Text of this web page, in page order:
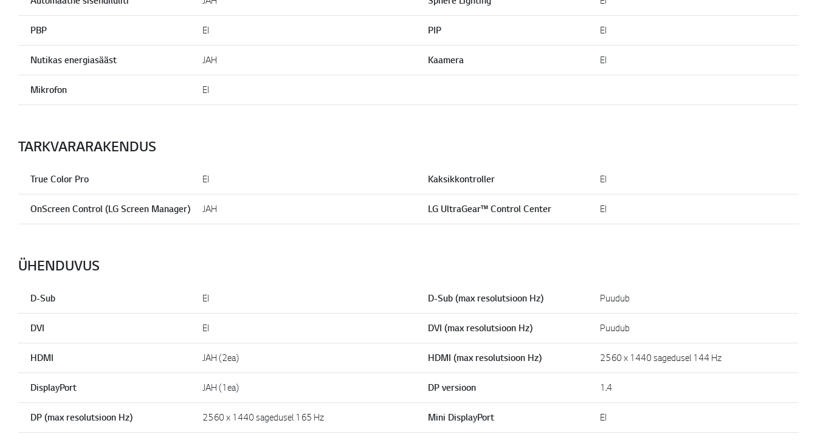
PBP EI PIP EI
Nutikas energiasääst JAH Kaamera EI
Mikrofon EI
TARKVARARAKENDUS
True Color Pro EI Kaksikkontroller EI
OnScreen Control (LG Screen Manager) JAH LG UltraGear™ Control Center EI
ÜHENDUVUS
D-Sub EI D-Sub (max resolutsioon Hz) Puudub
DVI EI DVI (max resolutsioon Hz) Puudub
HDMI JAH (2ea) HDMI (max resolutsioon Hz) 2560 x 1440 sagedusel 144 Hz
DisplayPort JAH (1ea) DP versioon 1.4
DP (max resolutsioon Hz) 2560 x 1440 sagedusel 165 Hz Mini DisplayPort EI